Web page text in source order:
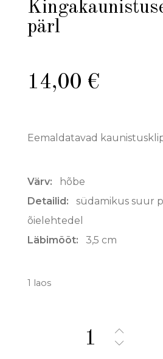
pärl
14,00 €
Eemaldatavad
Värv: hõbe
Detailid: südamikus suur
õielehtedel
Läbimõõt: 3,5 cm
1 laos